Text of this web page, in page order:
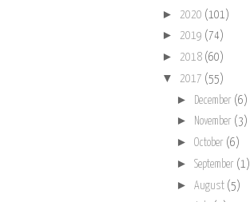
► 2020 (101)
► 2019 (74)
► 2018 (60)
▼ 2017 (55)
► December (6)
► November (3)
► October (6)
► September (1)
► August (5)